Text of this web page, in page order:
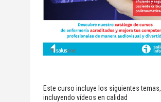
Este curso incluye los siguientes temas,
incluyendo vídeos en calidad